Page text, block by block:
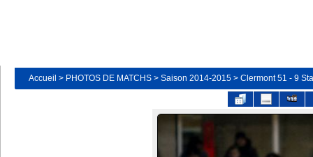
Accueil > PHOTOS DE MATCHS > Saison 2014-2015 > Clermont 51 - 9